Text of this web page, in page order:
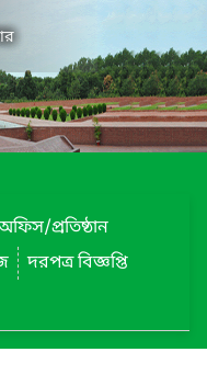
প্রতিষ্ঠান
দরপত্র বিজ্ঞপ্তি